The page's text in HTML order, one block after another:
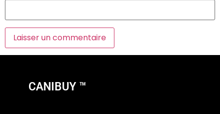
CANIBUY ™